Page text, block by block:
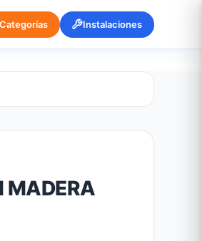
Categorías Instalaciones
MADERA